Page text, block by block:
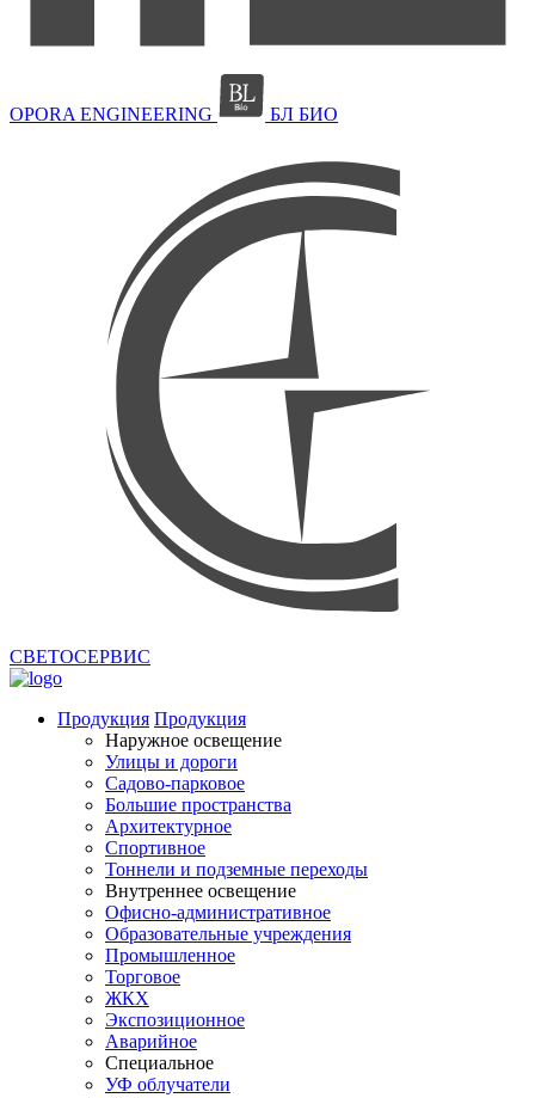
OPORA ENGINEERING БЛ БИО
СВЕТОСЕРВИС
Продукция Продукция
Наружное освещение
Улицы и дороги
Садово-парковое
Большие пространства
Архитектурное
Спортивное
Тоннели и подземные переходы
Внутреннее освещение
Офисно-административное
Образовательные учреждения
Промышленное
Торговое
ЖКХ
Экспозиционное
Аварийное
Специальное
УФ облучатели